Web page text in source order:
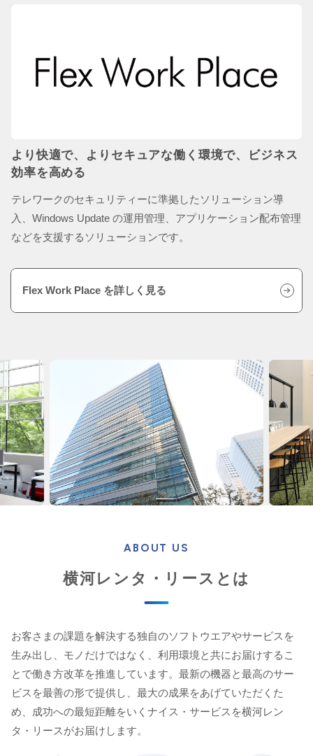
より快適で、よりセキュアな働く環境で、
ビジネス
効率を高める
テレワークのセキュリティーに準拠したソリューション導
入、Windows Update の運用管理、アプリケーション配布管理
などを支援するソリューションです。
Flex Work Place を詳しく見る
ABOUT US
横河レンタ・リースとは
お客さまの課題を解決する独自のソフトウエアやサービスを
生み出し、モノだけではなく、利用環境と共にお届けするこ
とで働き方改革を推進しています。最新の機器と最高のサー
ビスを最善の形で提供し、最大の成果をあげていただくた
め、成功への最短距離をいくナイス・サービスを横河レン
タ・リースがお届けします。